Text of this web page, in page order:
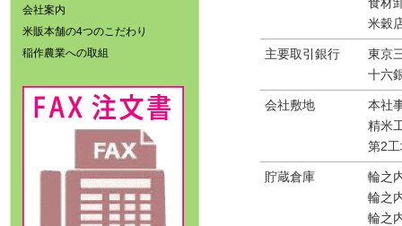
会社案内
米販本舗の4つのこだわり
稲作農業への取組
米穀
主要取引銀行
東京
十六
会社敷地
本社
精米
第2
貯蔵倉庫
輪之
輪之
輪之